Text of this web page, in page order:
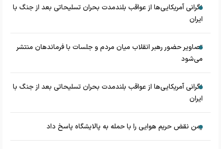
نگرانی آمریکایی‌ها از عواقب بلندمدت بحران تسلیحاتی بعد از جنگ با
ایران
تصاویر حضور رهبر انقلاب میان مردم و جلسات با فرماندهان منتشر
می‌شود
نگرانی آمریکایی‌ها از عواقب بلندمدت بحران تسلیحاتی بعد از جنگ با
ایران
یمن نقض حریم هوایی را با حمله به پالایشگاه پاسخ داد